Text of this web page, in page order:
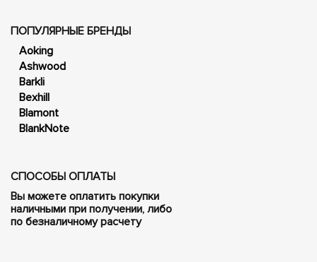
ПОПУЛЯРНЫЕ БРЕНДЫ
Aoking
Ashwood
Barkli
Bexhill
Blamont
BlankNote
СПОСОБЫ ОПЛАТЫ
Вы можете оплатить покупки
наличными при получении, либо
по безналичному расчету